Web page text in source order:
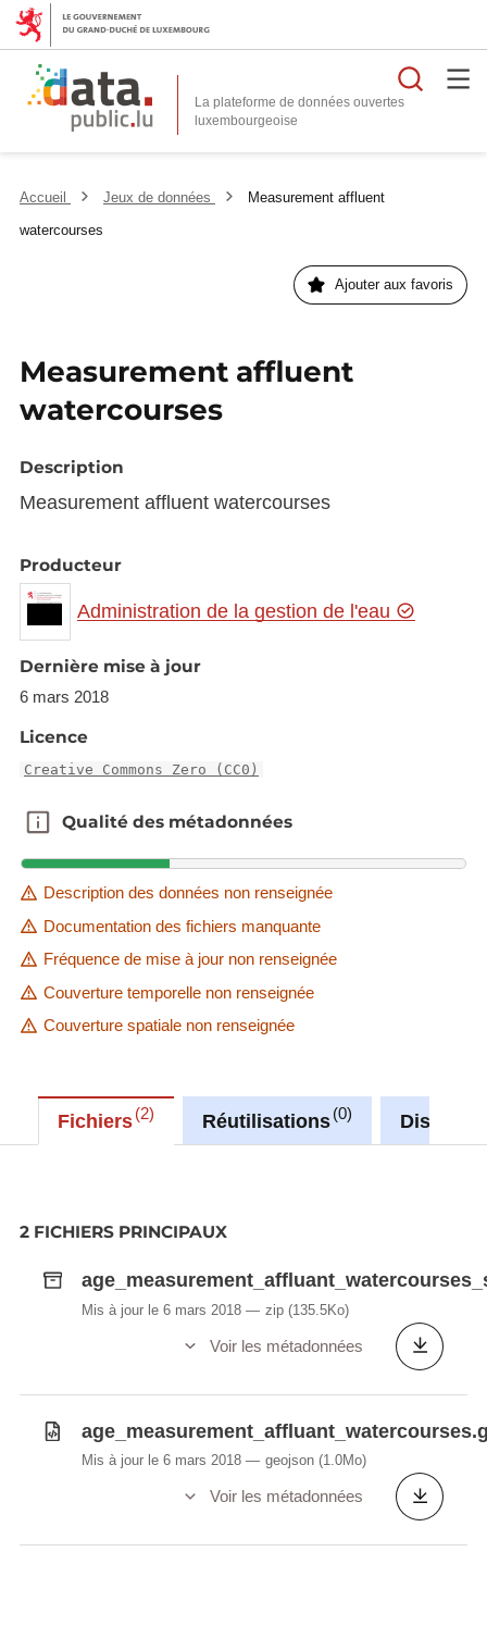
La plateforme de données ouvertes
Accueil Jeux de données
Measurement affluent
watercourses
Ajouter aux favoris
Measurement affluent
watercourses
Description
Measurement affluent watercourses
Producteur
Administration de la gestion de l'eau
Dernière mise à jour
6 mars 2018
Licence
Creative Commons Zero (CC0)
Qualité des métadonnées
Qualité des métadonnées
Description des données non renseignée
Documentation des fichiers manquante
Fréquence de mise à jour non renseignée
Couverture temporelle non renseignée
Couverture spatiale non renseignée
Fichiers 2 Réutilisations 0
2 FICHIERS PRINCIPAUX
Mis à jour le 6 mars 2018 zip (135.5Ko)
Voir les métadonnées
Mis à jour le 6 mars 2018 geojson (1.0Mo)
Voir les métadonnées